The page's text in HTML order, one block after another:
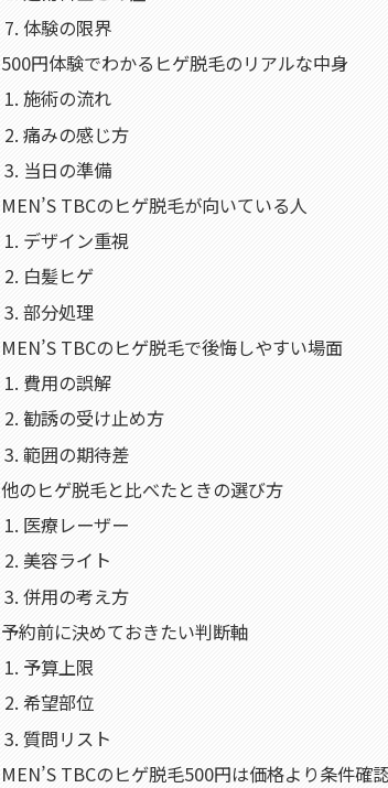
体験の限界
500円体験でわかるヒゲ脱毛のリアルな中身
施術の流れ
痛みの感じ方
当日の準備
MEN’S TBCのヒゲ脱毛が向いている人
デザイン重視
白髪ヒゲ
部分処理
MEN’S TBCのヒゲ脱毛で後悔しやすい場面
費用の誤解
勧誘の受け止め方
範囲の期待差
他のヒゲ脱毛と比べたときの選び方
医療レーザー
美容ライト
併用の考え方
予約前に決めておきたい判断軸
予算上限
希望部位
質問リスト
MEN’S TBCのヒゲ脱毛500円は価格より条件確